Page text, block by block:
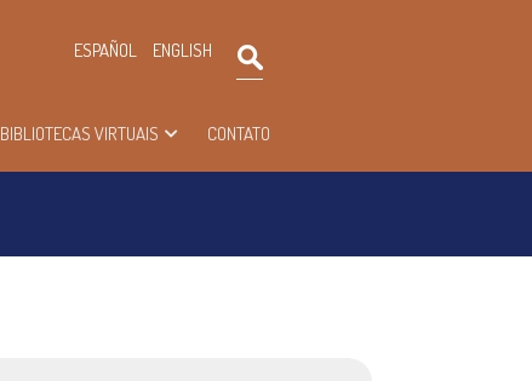
ESPAÑOL ENGLISH
BIBLIOTECAS VIRTUAIS CONTATO